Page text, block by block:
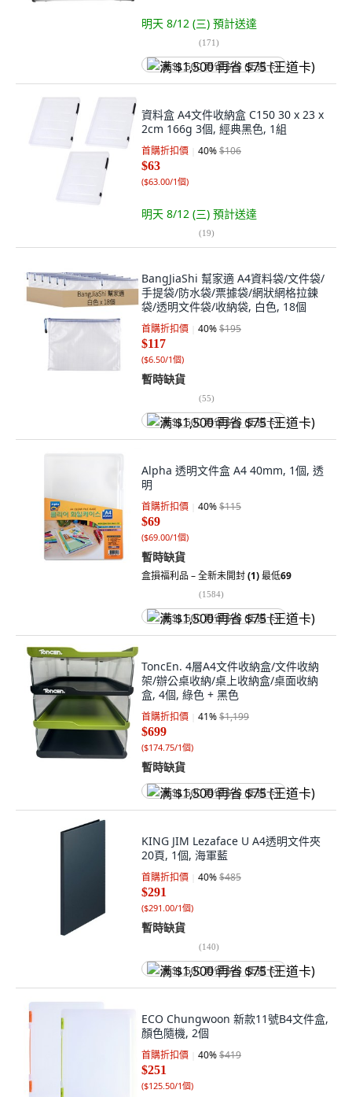
明天 8/12 (三) 預計送達
(171)
满 $1,500 再省 $75 (王道卡)
資料盒 A4文件收納盒 C150 30 x 23 x
2cm 166g 3個, 經典黑色, 1組
首購折扣價 40%$106
$63
($63.00/1個)
明天 8/12 (三) 預計送達
(19)
BangJiaShi 幫家適 A4資料袋/文件袋/
手提袋/防水袋/票據袋/網狀網格拉鍊
袋/透明文件袋/收納袋, 白色, 18個
首購折扣價 40%$195
$117
($6.50/1個)
暫時缺貨
(55)
满 $1,500 再省 $75 (王道卡)
Alpha 透明文件盒 A4 40mm, 1個, 透
明
首購折扣價 40%$115
$69
($69.00/1個)
暫時缺貨
盒損福利品 – 全新未開封(1)最低69
(1584)
满 $1,500 再省 $75 (王道卡)
ToncEn. 4層A4文件收納盒/文件收納
架/辦公桌收納/桌上收納盒/桌面收納
盒, 4個, 綠色 + 黑色
首購折扣價 41%$1,199
$699
($174.75/1個)
暫時缺貨
满 $1,500 再省 $75 (王道卡)
KING JIM Lezaface U A4透明文件夾
20頁, 1個, 海軍藍
首購折扣價 40%$485
$291
($291.00/1個)
暫時缺貨
(140)
满 $1,500 再省 $75 (王道卡)
ECO Chungwoon 新款11號B4文件盒,
顏色隨機, 2個
首購折扣價 40%$419
$251
($125.50/1個)